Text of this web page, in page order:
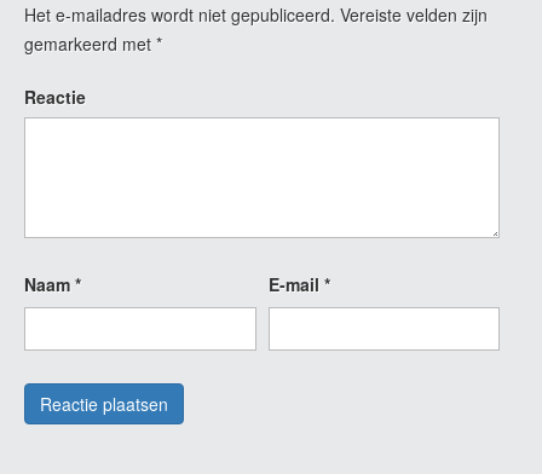
Het e-mailadres wordt niet gepubliceerd. Vereiste velden zijn
gemarkeerd met *
Reactie
Naam * E-mail *